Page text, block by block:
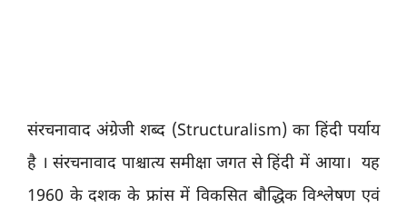
संरचनावाद अंग्रेजी शब्द (Structuralism) का हिंदी पर्याय
है । संरचनावाद पाश्चात्य समीक्षा जगत से हिंदी में आया। यह
1960 के दशक के फ्रांस में विकसित बौद्धिक विश्लेषण एवं